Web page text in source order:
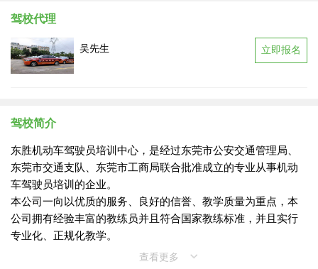
驾校代理
吴先生 立即报名
驾校简介
东胜机动车驾驶员培训中心，是经过东莞市公安交通管理局、
东莞市交通支队、东莞市工商局联合批准成立的专业从事机动
车驾驶员培训的企业。
本公司一向以优质的服务、良好的信誉、教学质量为重点，本
公司拥有经验丰富的教练员并且符合国家教练标准，并且实行
专业化、正规化教学。
本公司为满足各界学员需要，特购置一批全新的丰田威驰教练
查看更多